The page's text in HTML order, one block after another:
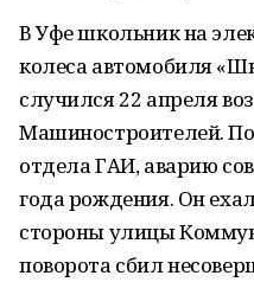
В Уфе школьник на
колеса автомобиля
случился 22 апреля
Машиностроителей.
отдела ГАИ, аварию
года рождения. Он
стороны улицы
поворота сбил